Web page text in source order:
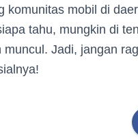
komunitas mobil di
tahu, mungkin di
Jadi, jangan